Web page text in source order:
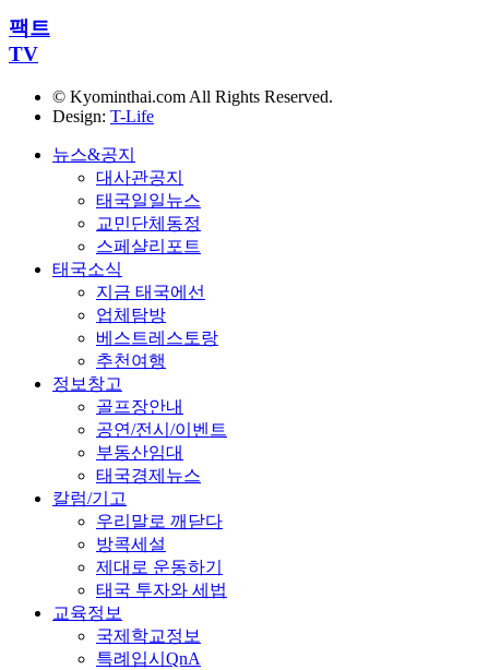
팩트
TV
© Kyominthai.com All Rights Reserved.
Design: T-Life
뉴스&공지
대사관공지
태국일일뉴스
교민단체동정
스페샬리포트
태국소식
지금 태국에선
업체탐방
베스트레스토랑
추천여행
정보창고
골프장안내
공연/전시/이벤트
부동산임대
태국경제뉴스
칼럼/기고
우리말로 깨닫다
방콕세설
제대로 운동하기
태국 투자와 세법
교육정보
국제학교정보
특례입시QnA